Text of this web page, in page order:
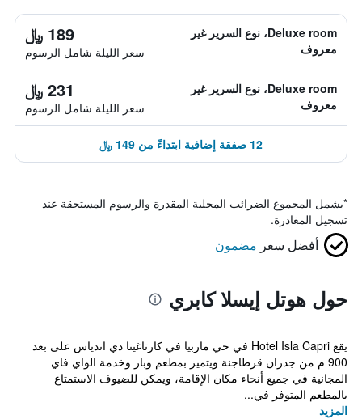
Deluxe room، نوع السرير غير
معروف
189 ﷼
سعر الليلة شامل الرسوم
Deluxe room، نوع السرير غير
معروف
231 ﷼
سعر الليلة شامل الرسوم
12 صفقة إضافية ابتداءً من 149 ﷼
*يشمل المجموع الضرائب المحلية المقدرة والرسوم المستحقة عند
تسجيل المغادرة.
أفضل سعر مضمون
حول هوتل إيسلا كابري
يقع Hotel Isla Capri في حي ماربيا في كارتاغينا دي اندياس على بعد
900 م من جدران قرطاجنة ويتميز بمطعم وبار وخدمة الواي فاي
المجانية في جميع أنحاء مكان الإقامة، ويمكن للضيوف الاستمتاع
بالمطعم المتوفر في...
المزيد